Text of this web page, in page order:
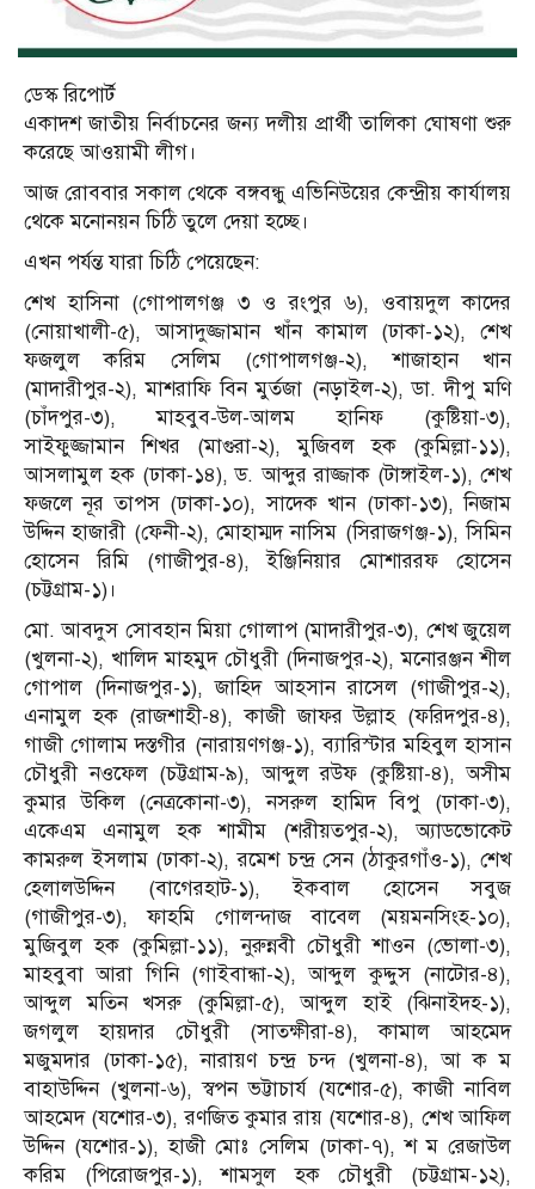
ডেস্ক রিপোর্ট
একাদশ জাতীয় নির্বাচনের জন্য দলীয় প্রার্থী তালিকা ঘোষণা শুরু
করেছে আওয়ামী লীগ।
আজ রোববার সকাল থেকে বঙ্গবন্ধু এভিনিউয়ের কেন্দ্রীয় কার্যালয়
থেকে মনোনয়ন চিঠি তুলে দেয়া হচ্ছে।
এখন পর্যন্ত যারা চিঠি পেয়েছেন:
শেখ হাসিনা (গোপালগঞ্জ ৩ ও রংপুর ৬), ওবায়দুল কাদের
(নোয়াখালী-৫), আসাদুজ্জামান খাঁন কামাল (ঢাকা-১২), শেখ
ফজলুল করিম সেলিম (গোপালগঞ্জ-২), শাজাহান খান
(মাদারীপুর-২), মাশরাফি বিন মুর্তজা (নড়াইল-২), ডা. দীপু মণি
(চাঁদপুর-৩), মাহবুব-উল-আলম হানিফ (কুষ্টিয়া-৩),
সাইফুজ্জামান শিখর (মাগুরা-২), মুজিবল হক (কুমিল্লা-১১),
আসলামুল হক (ঢাকা-১৪), ড. আব্দুর রাজ্জাক (টাঙ্গাইল-১), শেখ
ফজলে নূর তাপস (ঢাকা-১০), সাদেক খান (ঢাকা-১৩), নিজাম
উদ্দিন হাজারী (ফেনী-২), মোহাম্মদ নাসিম (সিরাজগঞ্জ-১), সিমিন
হোসেন রিমি (গাজীপুর-৪), ইঞ্জিনিয়ার মোশাররফ হোসেন
(চট্টগ্রাম-১)।
মো. আবদুস সোবহান মিয়া গোলাপ (মাদারীপুর-৩), শেখ জুয়েল
(খুলনা-২), খালিদ মাহমুদ চৌধুরী (দিনাজপুর-২), মনোরঞ্জন শীল
গোপাল (দিনাজপুর-১), জাহিদ আহসান রাসেল (গাজীপুর-২),
এনামুল হক (রাজশাহী-৪), কাজী জাফর উল্লাহ (ফরিদপুর-৪),
গাজী গোলাম দস্তগীর (নারায়ণগঞ্জ-১), ব্যারিস্টার মহিবুল হাসান
চৌধুরী নওফেল (চট্টগ্রাম-৯), আব্দুল রউফ (কুষ্টিয়া-৪), অসীম
কুমার উকিল (নেত্রকোনা-৩), নসরুল হামিদ বিপু (ঢাকা-৩),
একেএম এনামুল হক শামীম (শরীয়তপুর-২), অ্যাডভোকেট
কামরুল ইসলাম (ঢাকা-২), রমেশ চন্দ্র সেন (ঠাকুরগাঁও-১), শেখ
হেলালউদ্দিন (বাগেরহাট-১), ইকবাল হোসেন সবুজ
(গাজীপুর-৩), ফাহমি গোলন্দাজ বাবেল (ময়মনসিংহ-১০),
মুজিবুল হক (কুমিল্লা-১১), নুরুন্নবী চৌধুরী শাওন (ভোলা-৩),
মাহবুবা আরা গিনি (গাইবান্ধা-২), আব্দুল কুদ্দুস (নাটোর-৪),
আব্দুল মতিন খসরু (কুমিল্লা-৫), আব্দুল হাই (ঝিনাইদহ-১),
জগলুল হায়দার চৌধুরী (সাতক্ষীরা-৪), কামাল আহমেদ
মজুমদার (ঢাকা-১৫), নারায়ণ চন্দ্র চন্দ (খুলনা-৪), আ ক ম
বাহাউদ্দিন (খুলনা-৬), স্বপন ভট্টাচার্য (যশোর-৫), কাজী নাবিল
আহমেদ (যশোর-৩), রণজিত কুমার রায় (যশোর-৪), শেখ আফিল
উদ্দিন (যশোর-১), হাজী মোঃ সেলিম (ঢাকা-৭), শ ম রেজাউল
করিম (পিরোজপুর-১), শামসুল হক চৌধুরী (চট্টগ্রাম-১২),